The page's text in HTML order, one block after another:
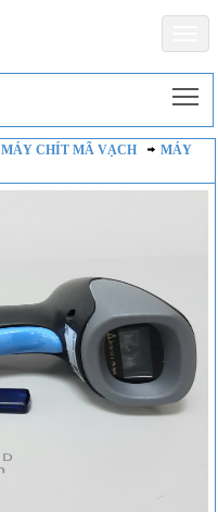
MÁY CHÍT MÃ VẠCH
MÁY